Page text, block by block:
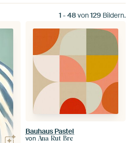
1 - 48von129 Bildern.
Bauhaus Pastel
von Ana Rut Bre